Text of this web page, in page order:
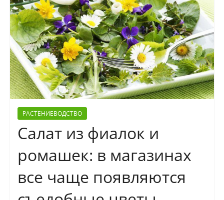
РАСТЕНИЕВОДСТВО
Салат из фиалок и
ромашек: в магазинах
все чаще появляются